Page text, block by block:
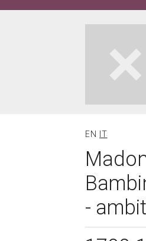
EN IT
-